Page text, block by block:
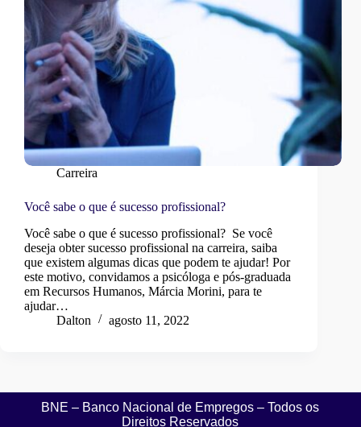
Carreira
Você sabe o que é sucesso profissional?
Você sabe o que é sucesso profissional? Se você
deseja obter sucesso profissional na carreira, saiba
que existem algumas dicas que podem te ajudar! Por
este motivo, convidamos a psicóloga e pós-graduada
em Recursos Humanos, Márcia Morini, para te
ajudar…
Dalton
agosto 11, 2022
BNE – Banco Nacional de Empregos – Todos os
Direitos Reservados